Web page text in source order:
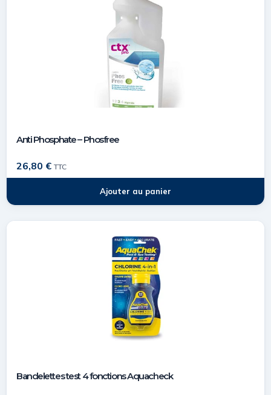
Anti Phosphate – Phosfree
26,80 € TTC
Ajouter au panier
Bandelettes test 4 fonctions Aquacheck